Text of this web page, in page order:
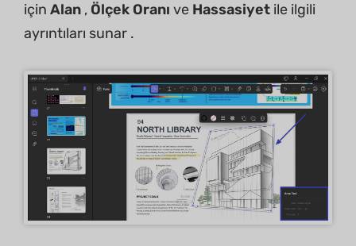
için Alan , Ölçek Oranı ve Hassasiyet ile ilgili
ayrıntıları sunar .